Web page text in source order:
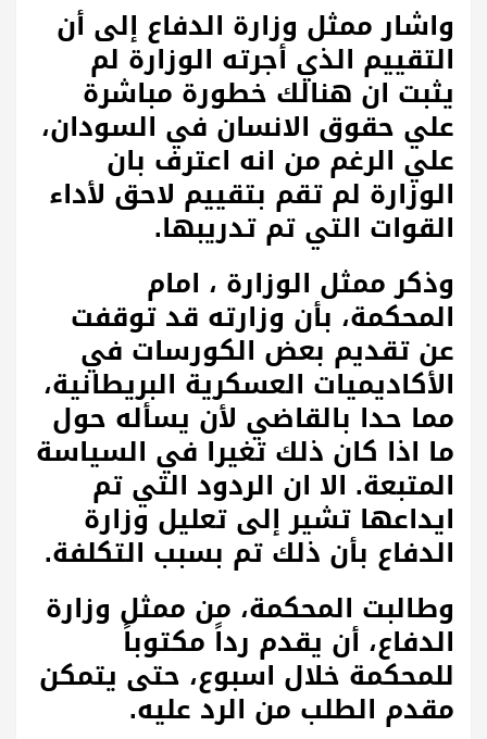
واشار ممثل وزارة الدفاع إلى أن
التقييم الذي أجرته الوزارة لم
يثبت ان هنالك خطورة مباشرة
علي حقوق الانسان في السودان،
علي الرغم من انه اعترف بان
الوزارة لم تقم بتقييم لاحق لأداء
القوات التي تم تدريبها.
وذكر ممثل الوزارة ، امام
المحكمة، بأن وزارته قد توقفت
عن تقديم بعض الكورسات في
الأكاديميات العسكرية البريطانية،
مما حدا بالقاضي لأن يسأله حول
ما اذا كان ذلك تغيرا في السياسة
المتبعة. الا ان الردود التي تم
ايداعها تشير إلى تعليل وزارة
الدفاع بأن ذلك تم بسبب التكلفة.
وطالبت المحكمة، من ممثل وزارة
الدفاع، أن يقدم رداً مكتوباً
للمحكمة خلال اسبوع، حتى يتمكن
مقدم الطلب من الرد عليه.